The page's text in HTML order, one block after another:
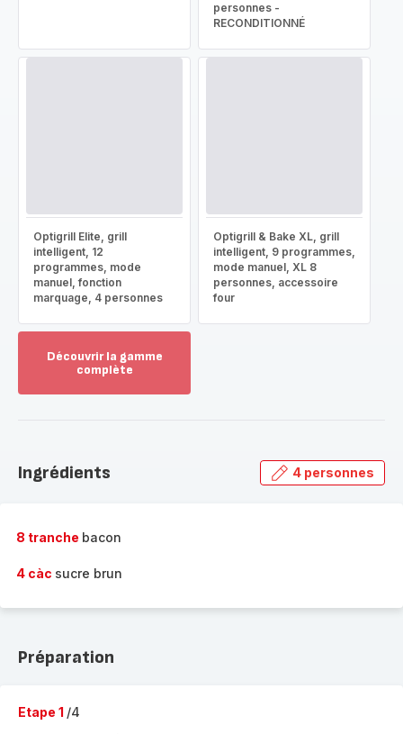
personnes -
RECONDITIONNÉ
Optigrill Elite, grill
intelligent, 12
programmes, mode
manuel, fonction
marquage, 4 personnes
Optigrill & Bake XL, grill
intelligent, 9 programmes,
mode manuel, XL 8
personnes, accessoire
four
Découvrir la gamme
complète
gamme
Ingrédients 4 personnes
8 tranche bacon
4 càc sucre brun
Préparation
Etape 1 /4